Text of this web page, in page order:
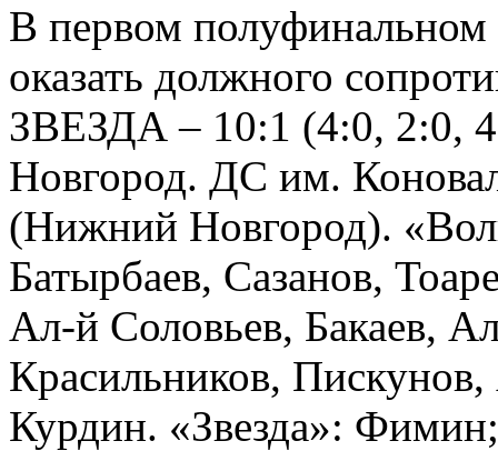
В первом полуфинальном
оказать должного
ЗВЕЗДА – 10:1 (4:0, 2:0,
Новгород. ДС им.
(Нижний Новгород).
Батырбаев, Сазанов,
Ал-й Соловьев, Бакаев,
Красильников,
Курдин. «Звезда»: